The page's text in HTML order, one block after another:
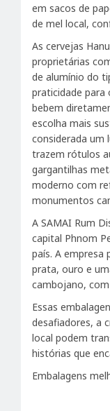
em sacos de
de mel local,
As cervejas
proprietárias
de alumínio do
praticidade para
bebem
escolha mais
considerada um
trazem rótulos
gargantilhas
moderno com
monumentos
A SAMAI Rum
capital Phnom
país. A empresa
prata, ouro e
cambojano,
Essas
desafiadores, a
local podem
histórias que
Embalagens